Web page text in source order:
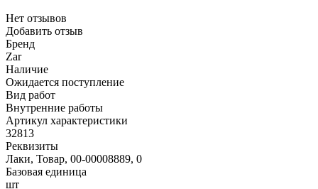
Нет отзывов
Добавить отзыв
Бренд
Zar
Наличие
Ожидается поступление
Вид работ
Внутренние работы
Артикул характеристики
32813
Реквизиты
Лаки, Товар, 00-00008889, 0
Базовая единица
шт